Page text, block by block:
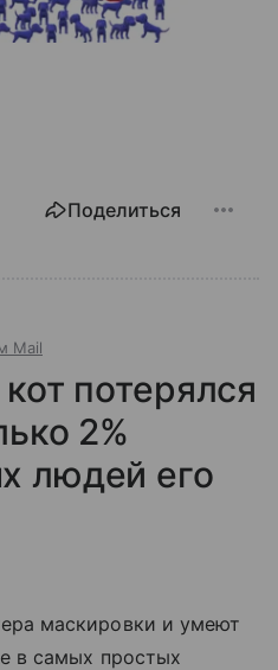
Поделиться
Mail
потерялся
2%
людей его
маскировки и умеют
в самых простых